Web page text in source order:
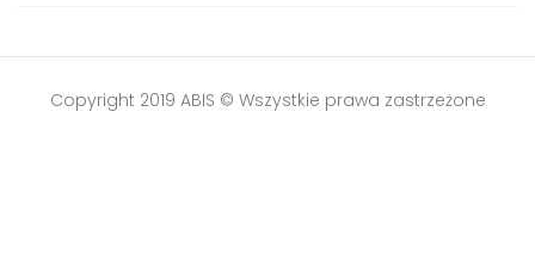
Copyright 2019 ABIS © Wszystkie prawa zastrzeżone